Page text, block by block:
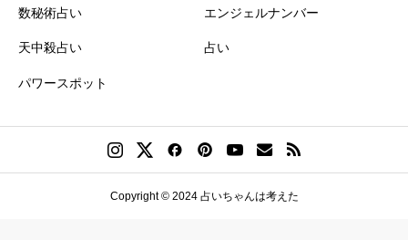
数秘術占い
天中殺占い
パワースポット
エンジェルナンバー
占い
Copyright © 2024 占いちゃんは考えた